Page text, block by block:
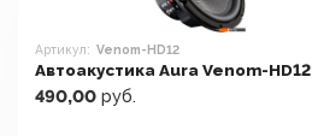
Артикул: Venom-HD12
Автоакустика Aura Venom-HD12
490,00 руб.